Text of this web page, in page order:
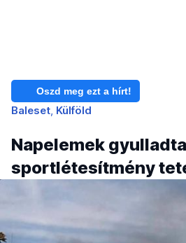
Oszd meg ezt a hírt!
Baleset Külföld
Napelemek
sportlétesítmény